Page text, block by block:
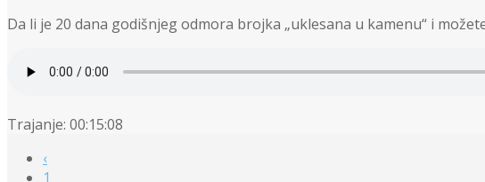
Da li je 20 dana godišnjeg odmora brojka „uklesana u kamenu“ i
Trajanje: 00:15:08
‹
1